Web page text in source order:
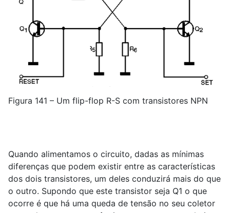
Figura 141 – Um flip-flop R-S com transistores NPN
Quando alimentamos o circuito, dadas as mínimas
diferenças que podem existir entre as características
dos dois transistores, um deles conduzirá mais do que
o outro. Supondo que este transistor seja Q1 o que
ocorre é que há uma queda de tensão no seu coletor